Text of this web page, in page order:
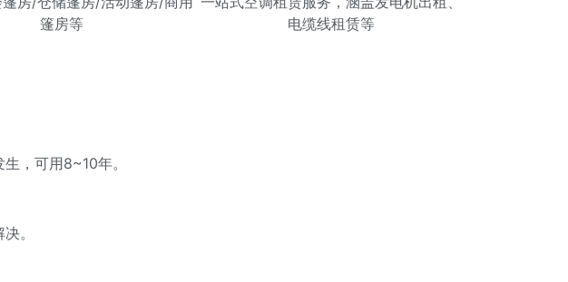
篷房等
电缆线租赁等
，可用8~10年。
。